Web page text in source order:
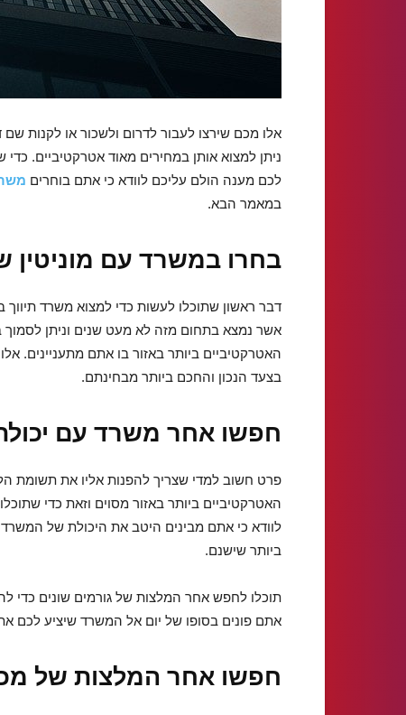
אלו מכם שירצו לעבור לדרום ולשכור או לקנות שם
ניתן למצוא אותן במחירים מאוד אטרקטיביים.
לכם מענה הולם עליכם לוודא כי אתם בוחרים
במאמר הבא.
בחרו במשרד עם מוניטין
דבר ראשון שתוכלו לעשות כדי למצוא משרד
אשר נמצא בתחום מזה לא מעט שנים וניתן
האטרקטיביים ביותר באזור בו אתם מתעניינים.
בצעד הנכון והחכם ביותר מבחינתם.
חפשו אחר משרד עם
פרט חשוב למדי שצריך להפנות אליו את תשומת
האטרקטיביים ביותר באזור מסוים וזאת כדי
לוודא כי אתם מבינים היטב את היכולת של
ביותר שישנם.
תוכלו לחפש אחר המלצות של גורמים שונים כדי
אתם פונים בסופו של יום אל המשרד שיציע לכם
חפשו אחר המלצות של